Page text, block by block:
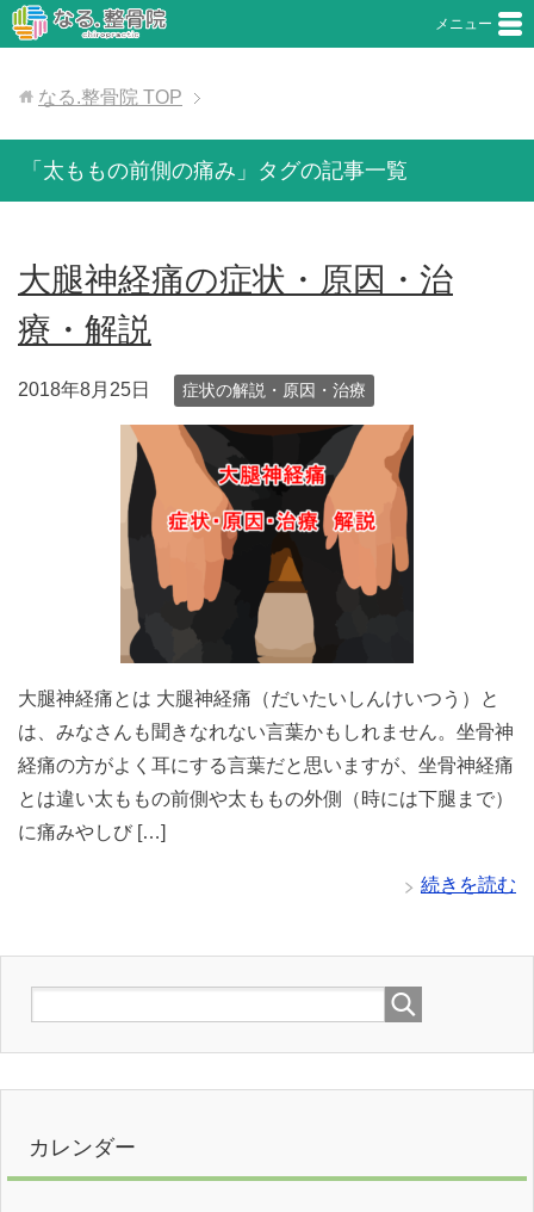
メニュー
なる.整骨院 TOP
「太ももの前側の痛み」タグの記事一覧
大腿神経痛の症状・原因・治
療・解説
2018年8月25日 症状の解説・原因・治療
大腿神経痛とは 大腿神経痛（だいたいしんけいつう）と
は、みなさんも聞きなれない言葉かもしれません。坐骨神
経痛の方がよく耳にする言葉だと思いますが、坐骨神経痛
とは違い太ももの前側や太ももの外側（時には下腿まで）
に痛みやしび […]
続きを読む
カレンダー